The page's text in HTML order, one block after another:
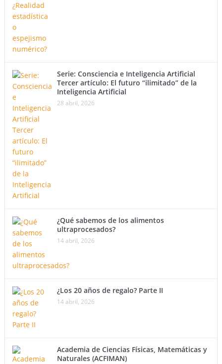
Serie: Consciencia e Inteligencia Artificial
Tercer artículo: El futuro “ilimitado” de la
Inteligencia Artificial
28 abril, 2026
¿Qué sabemos de los alimentos
ultraprocesados?
14 abril, 2026
¿Los 20 años de regalo? Parte II
14 abril, 2026
Academia de Ciencias Físicas, Matemáticas y
Naturales (ACFIMAN)